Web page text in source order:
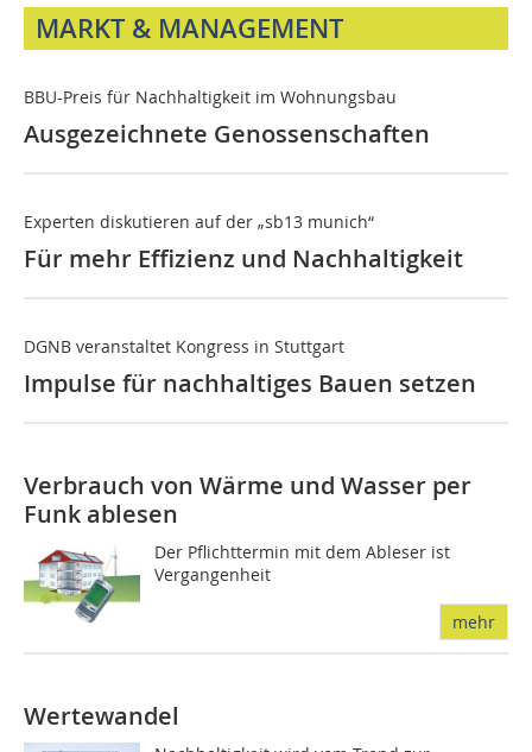
MARKT & MANAGEMENT
BBU-Preis für Nachhaltigkeit im Wohnungsbau
Ausgezeichnete Genossenschaften
Experten diskutieren auf der „sb13 munich“
Für mehr Effizienz und Nachhaltigkeit
DGNB veranstaltet Kongress in Stuttgart
Impulse für nachhaltiges Bauen setzen
Verbrauch von Wärme und Wasser per
Funk ablesen
Der Pflichttermin mit dem Ableser ist
Vergangenheit
mehr
Wertewandel